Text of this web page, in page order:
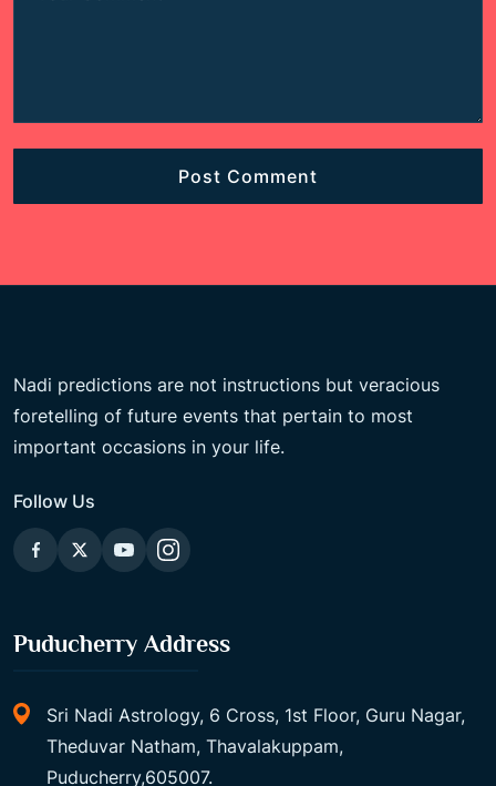
Nadi predictions are not instructions but veracious
foretelling of future events that pertain to most
important occasions in your life.
Follow Us
Puducherry Address
Sri Nadi Astrology, 6 Cross, 1st Floor, Guru Nagar,
Theduvar Natham, Thavalakuppam,
Puducherry,605007.